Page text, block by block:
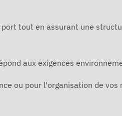
tout en assurant une
aux exigences
ou pour l'organisation de vos